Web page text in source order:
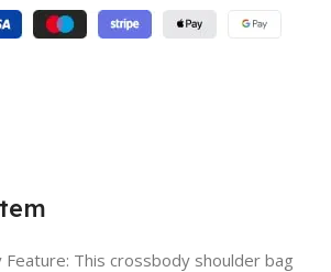
This crossbody shoulder bag